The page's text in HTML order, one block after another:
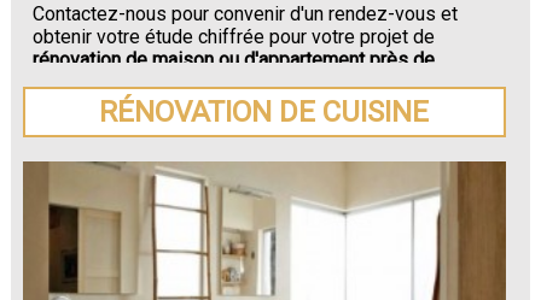
Contactez-nous pour convenir d'un rendez-vous et
obtenir votre étude chiffrée pour votre projet de
rénovation de maison ou d'appartement près de
Flesquières.
RÉNOVATION DE CUISINE